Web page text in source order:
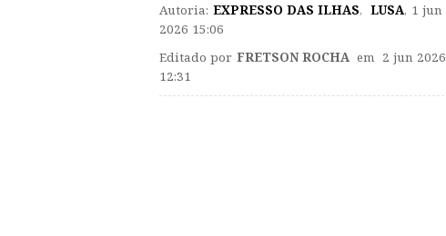
Autoria: EXPRESSO DAS ILHAS, LUSA, 1 jun
2026 15:06
Editado por FRETSON ROCHA em 2 jun 2026
12:31